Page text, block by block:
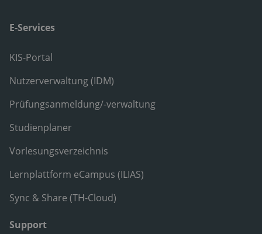
E-Services
KIS-Portal
Nutzerverwaltung (IDM)
Prüfungsanmeldung/-verwaltung
Studienplaner
Vorlesungsverzeichnis
Lernplattform eCampus (ILIAS)
Sync & Share (TH-Cloud)
Support